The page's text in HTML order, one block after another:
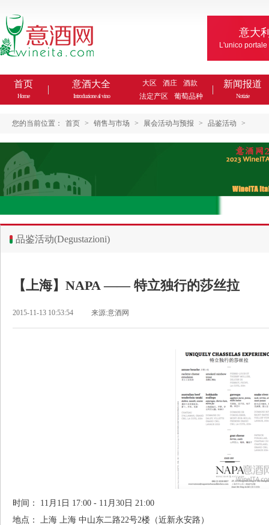
意大
L'unico
首页
Home
意酒大全
Introduzione al vino
大区 酒庄
酒款
法定产区
葡萄品种
新闻报道
Notizie
您的当前位置： 首页 > 销售与市场 > 展会活动与预报 > 品鉴活动 >
品鉴活动(Degustazioni)
【上海】NAPA —— 特立独行的莎丝拉
2015-11-13 10:53:54 来源:意酒网
时间：
11月1日 17:00 - 11月30日 21:00
地点：
上海 上海 中山东二路22号2楼（近新永安路）